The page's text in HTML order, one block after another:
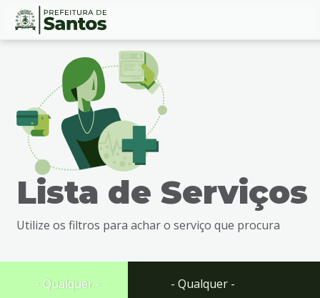
Ir
busca
Ir
Conteúdo
Lista de Serviços
Utilize os filtros para achar o serviço que procura
- Qualquer - - Qualquer -